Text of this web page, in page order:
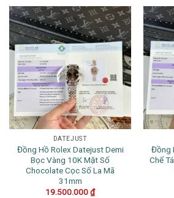
DATEJUST
Đồng Hồ Rolex Datejust Demi
Bọc Vàng 10K Mặt Số
Chocolate Cọc Số La Mã
31mm
19.500.000₫
Đồng
Chế